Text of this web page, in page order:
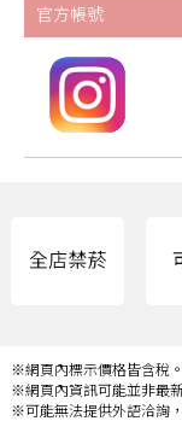
官方帳號
※網頁內標示價格皆含稅。
※網頁內資訊可能並非最
※可能無法提供外語洽詢